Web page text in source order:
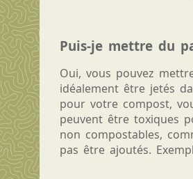
Puis-je mettre du
Oui, vous pouvez
idéalement être jetés
pour votre compost,
peuvent être toxiques
non compostables,
pas être ajoutés.